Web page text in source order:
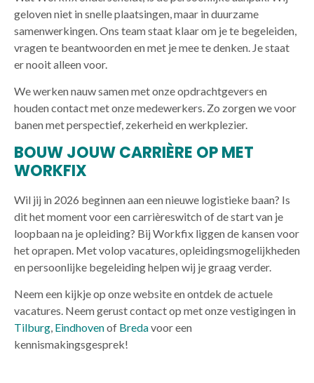
geloven niet in snelle plaatsingen, maar in duurzame
samenwerkingen. Ons team staat klaar om je te begeleiden,
vragen te beantwoorden en met je mee te denken. Je staat
er nooit alleen voor.
We werken nauw samen met onze opdrachtgevers en
houden contact met onze medewerkers. Zo zorgen we voor
banen met perspectief, zekerheid en werkplezier.
BOUW JOUW CARRIÈRE OP MET
WORKFIX
Wil jij in 2026 beginnen aan een nieuwe logistieke baan? Is
dit het moment voor een carrièreswitch of de start van je
loopbaan na je opleiding? Bij Workfix liggen de kansen voor
het oprapen. Met volop vacatures, opleidingsmogelijkheden
en persoonlijke begeleiding helpen wij je graag verder.
Neem een kijkje op onze website en ontdek de actuele
vacatures. Neem gerust contact op met onze vestigingen in
Tilburg, Eindhovenof Bredavoor een
kennismakingsgesprek!